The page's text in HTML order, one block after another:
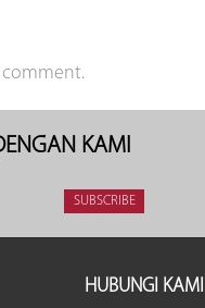
KAMI
HUBUNGI KAMI